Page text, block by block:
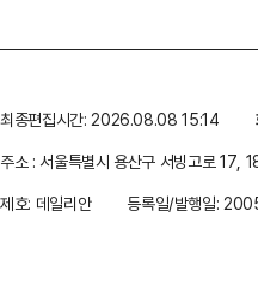
최종편집시간: 2026.08.08 15:14
주소 : 서울특별시 용산구 서빙고로 17,
제호: 데일리안
등록일/발행일: